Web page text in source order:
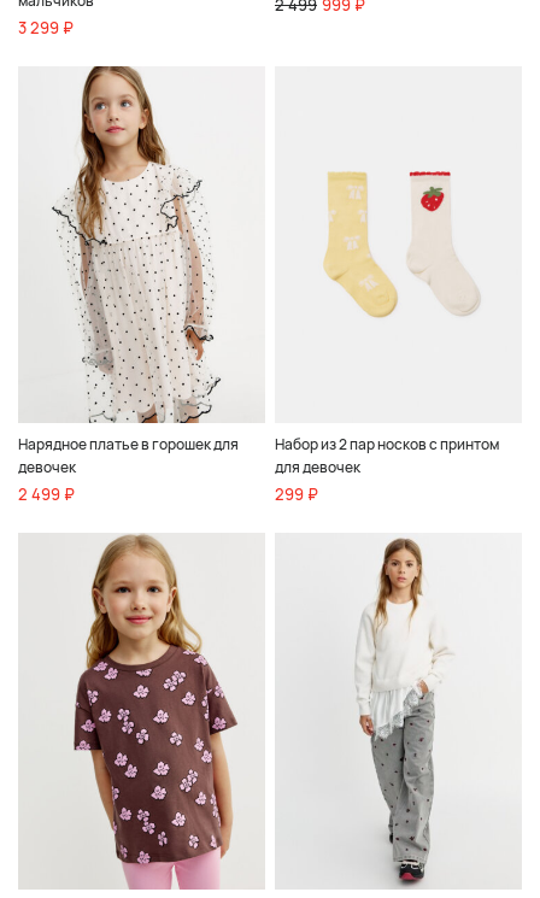
3 299 ₽
Нарядное платье в горошек для
девочек
2 499 ₽
Набор из 2 пар носков с принтом
для девочек
299 ₽